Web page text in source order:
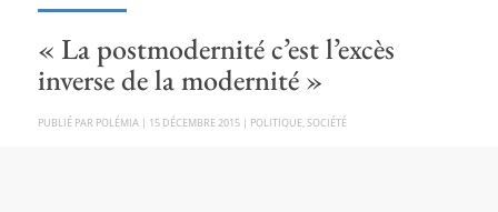
« La postmodernité c’est l’excès
inverse de la modernité »
PAR POLÉMIA | 15 DÉCEMBRE 2015| POLITIQUE, SOCIÉTÉ